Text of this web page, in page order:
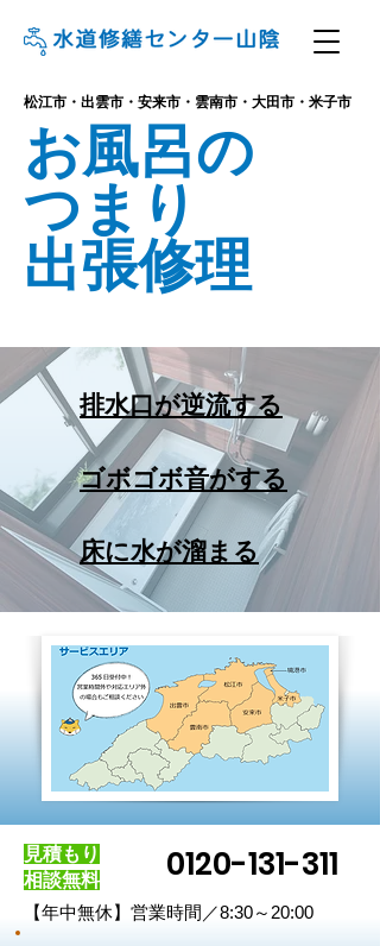
松江市・出雲市・安来市・雲南市・大田市・米子市
お風呂の
つまり
出張修理
排水口が逆流する
ゴボゴボ音がする
床に水が溜まる
見積もり
相談無料
0120-131-311
【年中無休】営業時間／8:30～20:00